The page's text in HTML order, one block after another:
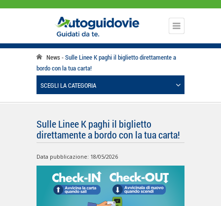
News
Sulle Linee K paghi il biglietto direttamente a
bordo con la tua carta!
SCEGLI LA CATEGORIA
Sulle Linee K paghi il biglietto
direttamente a bordo con la tua carta!
Data pubblicazione: 18/05/2026